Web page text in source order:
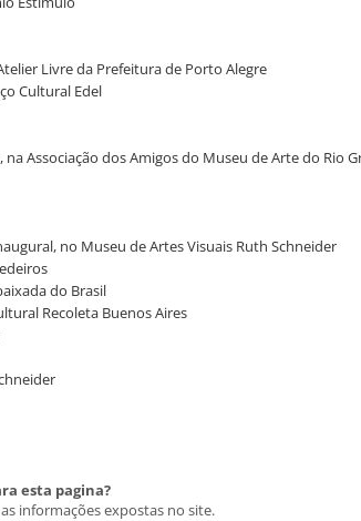
Livre da Prefeitura de Porto Alegre
Cultural Edel
Associação dos Amigos do Museu de Arte do Rio
no Museu de Artes Visuais Ruth Schneider
do Brasil
Recoleta Buenos Aires
esta pagina?
informações expostas no site.